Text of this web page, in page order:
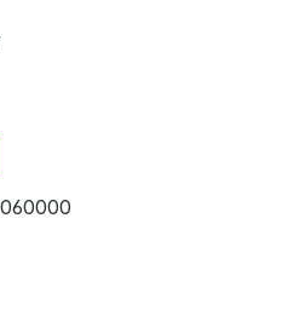
Option ist zurzeit nicht verfügbar.)